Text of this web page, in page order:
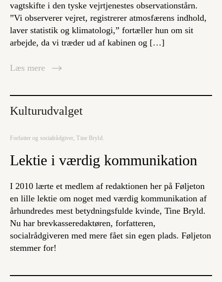
vagtskifte i den tyske vejrtjenestes observationstårn.
”Vi observerer vejret, registrerer atmosfærens indhold,
laver statistik og klimatologi,” fortæller hun om sit
arbejde, da vi træder ud af kabinen og […]
Læs mere
Kulturudvalget
Forfatter og socialrådgiver, Tine Bryld.
Lektie i værdig kommunikation
I 2010 lærte et medlem af redaktionen her på Føljeton
en lille lektie om noget med værdig kommunikation af
århundredes mest betydningsfulde kvinde, Tine Bryld.
Nu har brevkasseredaktøren, forfatteren,
socialrådgiveren med mere fået sin egen plads. Føljeton
stemmer for!